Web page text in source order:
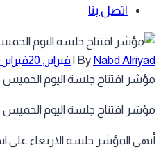
اتصل بنا
ByNabd
|فبراير, 20
فبراير 20, 2025
افتتاح جلسة اليوم الخميس 20/2/2025
افتتاح جلسة اليوم الخميس 20/2/2025